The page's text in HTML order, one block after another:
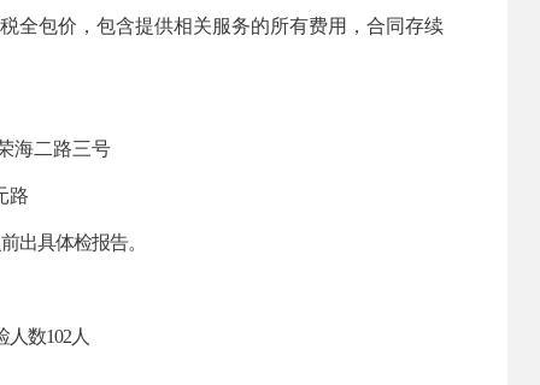
全包价，包含提供相关服务的所有费用，合同存续
海二路三号
路
出具体检报告。
人数102人